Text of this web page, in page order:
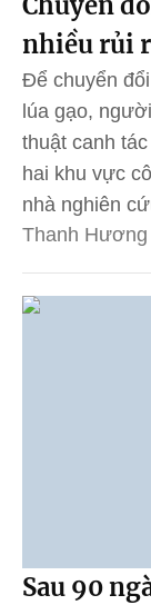
nhiều rủi
Để chuyển
lúa gạo,
thuật canh
hai khu vực
nhà nghiên
Thanh Hương
Sau 90